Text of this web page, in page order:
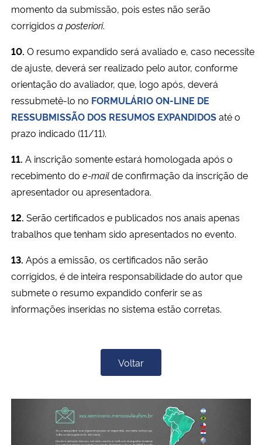
momento da submissão, pois estes não serão
corrigidosa posteriori.
10. O resumo expandido será avaliado e, caso necessite
de ajuste, deverá ser realizado pelo autor, conforme
orientação do avaliador, que, logo após, deverá
ressubmetê-lo no FORMULÁRIO ON-LINE DE
RESSUBMISSÃO DOS RESUMOS EXPANDIDOSaté o
prazo indicado (11/11).
11. A inscrição somente estará homologada após o
recebimento do e-mailde confirmação da inscrição de
apresentador ou apresentadora.
12. Serão certificados e publicados nos anais apenas
trabalhos que tenham sido apresentados no evento.
13. Após a emissão, os certificados não serão
corrigidos, é de inteira responsabilidade do autor que
submete o resumo expandido conferir se as
informações inseridas no sistema estão corretas.
Voltar